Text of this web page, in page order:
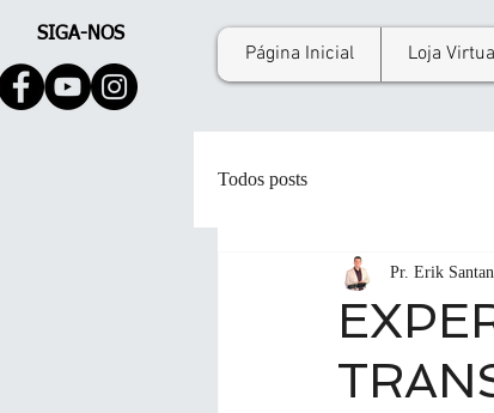
SIGA-NOS
Página Inicial Loja
Todos posts
Pr. Erik